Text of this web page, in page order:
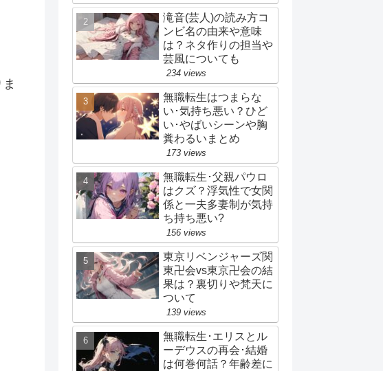
滝音(芸人)の読み方コ
ンビ名の由来や意味
は？ネタ作りの担当や
芸風についても
234 views
無職転生はつまらな
い･気持ち悪い？ひど
い･やばいシーンや胸
糞わるいまとめ
173 views
無職転生･父親パウロ
はクズ？浮気性で女関
係と一夫多妻制が気持
ち持ち悪い?
156 views
東京リベンジャーズ関
東卍会vs東京卍会の結
果は？裏切りや梵天に
ついて
139 views
無職転生･エリスとル
ーデウスの再会･結婚
は何巻何話？年齢差に